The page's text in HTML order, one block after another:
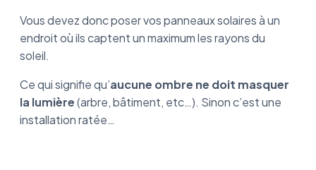
Vous devez donc poser vos panneaux solaires à un
endroit où ils captent un maximum les rayons du
soleil.
Ce qui signifie qu’aucune ombre ne doit masquer
la lumière(arbre, bâtiment, etc…). Sinon c’est une
installation ratée…